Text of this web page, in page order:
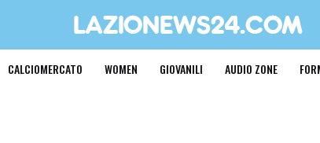
CALCIOMERCATO WOMEN GIOVANILI AUDIO ZONE